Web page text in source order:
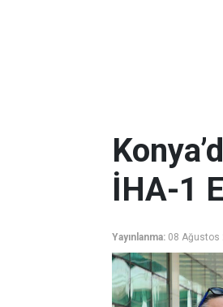
İHA-1
Yayınlanma: 08 Ağustos